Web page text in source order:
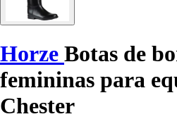
Horze Botas de
femininas para
Chester